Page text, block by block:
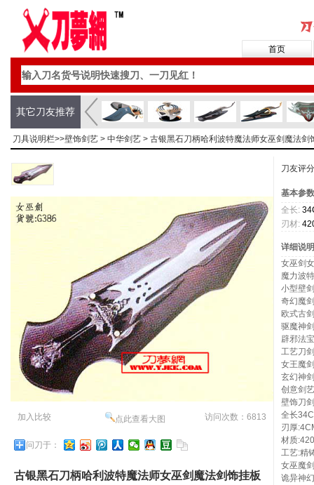
首页
其它刀友推荐
刀具说明栏>>壁饰剑艺 > 中华剑艺 > 古银黑石刀柄哈利波特魔法师女巫剑魔法
加入比较 点此查看大图 访问次数：6813
问刀于：
古银黑石刀柄哈利波特魔法师女巫剑魔法剑饰挂板
刀友评
基本参数
全长:
刃材:
详细说明
女巫剑
魔力波
小型壁
奇幻魔
欧式古
驱魔神
辟邪法
工艺刀
女王魔
玄幻神
创意剑
壁饰刀
全长
刃厚
材质:420
工艺:精
女巫魔
诡异神